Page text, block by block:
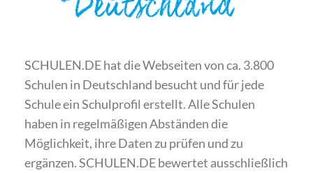
Deutschland
SCHULEN.DE hat die Webseiten von ca. 3.800
Schulen in Deutschland besucht und für jede
Schule ein Schulprofil erstellt. Alle Schulen
haben in regelmäßigen Abständen die
Möglichkeit, ihre Daten zu prüfen und zu
ergänzen. SCHULEN.DE bewertet ausschließlich